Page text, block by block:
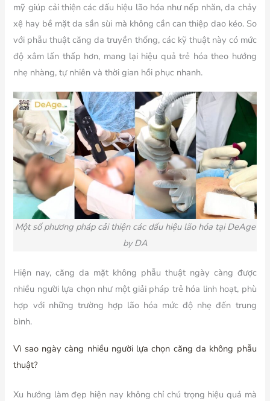
mỹ giúp cải thiện các dấu hiệu lão hóa như nếp nhăn, da chảy
xệ hay bề mặt da sần sùi mà không cần can thiệp dao kéo. So
với phẫu thuật căng da truyền thống, các kỹ thuật này có mức
độ xâm lấn thấp hơn, mang lại hiệu quả trẻ hóa theo hướng
nhẹ nhàng, tự nhiên và thời gian hồi phục nhanh.
Một số phương pháp cải thiện các dấu hiệu lão hóatại DeAge
by DA
Hiện nay, căng da mặt không phẫu thuật ngày càng được
nhiều người lựa chọn như một giải pháp trẻ hóa linh hoạt, phù
hợp với những trường hợp lão hóa mức độ nhẹ đến trung
bình.
Vì sao ngày càng nhiều người lựa chọn căng da không phẫu
thuật?
Xu hướng làm đẹp hiện nay không chỉ chú trọng hiệu quả mà